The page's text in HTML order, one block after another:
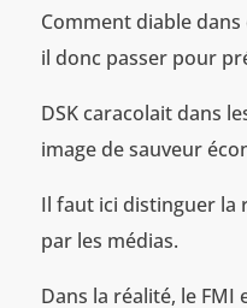
Comment diable
il donc passer pour
DSK caracolait dans
image de sauveur
Il faut ici distinguer la
par les médias.
Dans la réalité, le